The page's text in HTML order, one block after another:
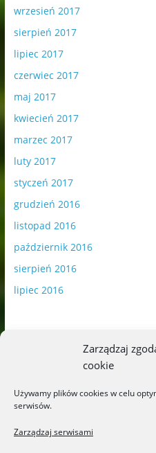
Zarządzaj
cookie
Używamy plików cookies w celu
serwisów.
Zarządzaj serwisami
wrzesień 2017
sierpień 2017
lipiec 2017
czerwiec 2017
maj 2017
kwiecień 2017
marzec 2017
luty 2017
styczeń 2017
grudzień 2016
listopad 2016
październik 2016
sierpień 2016
lipiec 2016